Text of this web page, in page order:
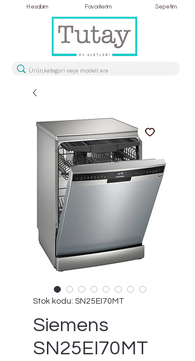
Hesabım Favorilerim Sepetim
Stok kodu: SN25EI70MT
Siemens
SN25EI70MT